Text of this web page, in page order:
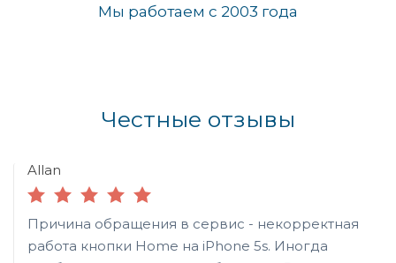
Мы работаем с 2003 года
Честные отзывы
Allan
Причина обращения в сервис - некорректная
работа кнопки Home на iPhone 5s. Иногда